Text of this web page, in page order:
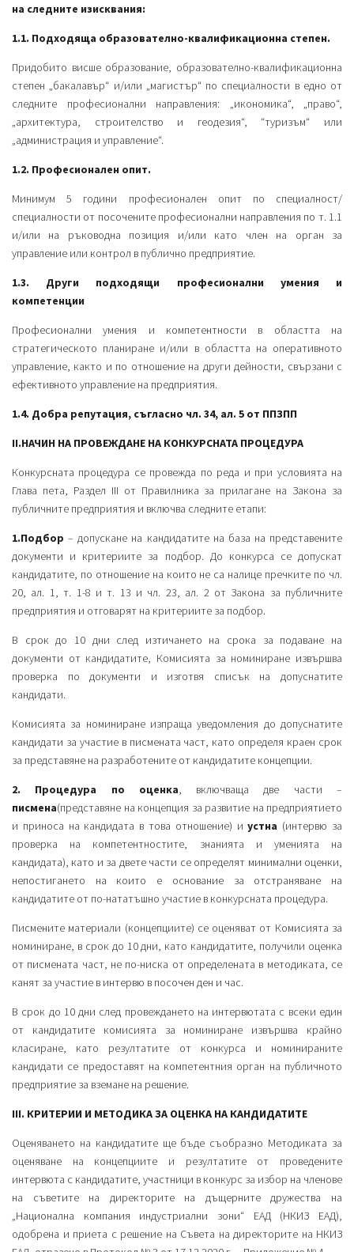
на следните изисквания:
1.1. Подходяща образователно-квалификационна степен.
Придобито висше образование, образователно-квалификационна
степен „бакалавър“ и/или „магистър“ по специалности в едно от
следните професионални направления: „икономика“, „право“,
„архитектура, строителство и геодезия“, “туризъм“ или
„администрация и управление“.
1.2. Професионален опит.
Минимум 5 години професионален опит по специалност/
специалности от посочените професионални направления по т. 1.1
и/или на ръководна позиция и/или като член на орган за
управление или контрол в публично предприятие.
1.3.
Други подходящи професионални умения и
компетенции
Професионални умения и компетентности в областта на
стратегическото планиране и/или в областта на оперативното
управление, както и по отношение на други дейности, свързани с
ефективното управление на предприятия.
1.4. Добра репутация, съгласно чл. 34, ал. 5 от ППЗПП
II.НАЧИН HA ПРОВЕЖДАНЕ HA КОНКУРСНАТА ПРОЦЕДУРА
Конкурсната процедура се провежда по реда и при условията на
Глава пета, Раздел III от Правилника за прилагане на Закона за
публичните предприятия и включва следните етапи:
1.Подбор – допускане на кандидатите на база на представените
документи и критериите за подбор. До конкурса се допускат
кандидатите, по отношение на които не са налице пречките по чл.
20, ал. 1, т. 1-8 и т. 13 и чл. 23, ал. 2 от Закона за публичните
предприятия и отговарят на критериите за подбор.
В срок до 10 дни след изтичането на срока за подаване на
документи от кандидатите, Комисията за номиниране извършва
проверка по документи и изготвя списък на допуснатите
кандидати.
Комисията за номиниране изпраща уведомления до допуснатите
кандидати за участие в писмената част, като определя краен срок
за представяне на разработените от кандидатите концепции.
2. Процедура по оценка, включваща две части –
писмена(представяне на концепция за развитие на предприятието
и приноса на кандидата в това отношение) иустна (интервю за
проверка на компетентностите, знанията и уменията на
кандидата), като и за двете части се определят минимални оценки,
непостигането на които е основание за отстраняване на
кандидатите от по-нататъшно участие в конкурсната процедура.
Писмените материали (концепциите) се оценяват от Комисията за
номиниране, в срок до 10 дни, като кандидатите, получили оценка
от писмената част, не по-ниска от определената в методиката, се
канят за участие в интервю в посочен ден и час.
В срок до 10 дни след провеждането на интервютата с всеки един
от кандидатите комисията за номиниране извършва крайно
класиране, като резултатите от конкурса и номинираните
кандидати се предоставят на компетентния орган на публичното
предприятие за вземане на решение.
III. КРИТЕРИИ И МЕТОДИКА ЗА ОЦЕНКА НА КАНДИДАТИТЕ
Оценяването на кандидатите ще бъде съобразно Методиката за
оценяване на концепциите и резултатите от проведените
интервюта с кандидатите, участници в конкурс за избор на членове
на съветите на директорите на дъщерните дружества на
„Национална компания индустриални зони“ ЕАД (НКИЗ ЕАД),
одобрена и приета с решение на Съвета на директорите на НКИЗ